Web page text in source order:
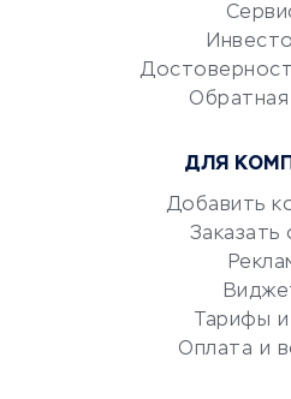
документооборот
Юридические компании
Аудиторские компании
Бухгалтерия онлайн
Обратная
ДЛЯ
Добавить
Заказать
Тарифы
Оплата и